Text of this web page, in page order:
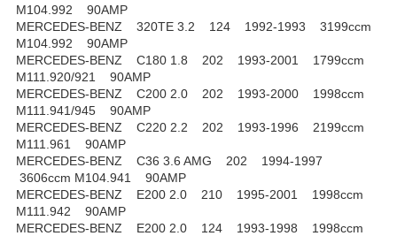
M104.992 90AMP
MERCEDES-BENZ 320TE 3.2 124 1992-1993 3199ccm
M104.992 90AMP
MERCEDES-BENZ C180 1.8 202 1993-2001 1799ccm
M111.920/921 90AMP
MERCEDES-BENZ C200 2.0 202 1993-2000 1998ccm
M111.941/945 90AMP
MERCEDES-BENZ C220 2.2 202 1993-1996 2199ccm
M111.961 90AMP
MERCEDES-BENZ C36 3.6 AMG 202 1994-1997
3606ccm M104.941 90AMP
MERCEDES-BENZ E200 2.0 210 1995-2001 1998ccm
M111.942 90AMP
MERCEDES-BENZ E200 2.0 124 1993-1998 1998ccm